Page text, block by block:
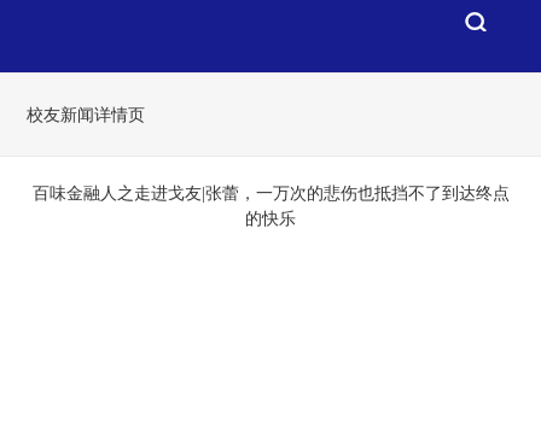
校友新闻详情页
百味金融人之走进戈友|张蕾，一万次的悲伤也抵挡不了到达终点
的快乐